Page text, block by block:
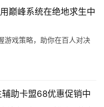
巅峰系统在绝地求生中
游戏策略，助你在百人对决
助卡盟68优惠促销中